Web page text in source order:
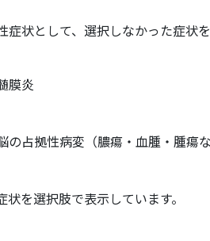
症状として、選択しなかった症状
膜炎
占拠性病変（膿瘍・血腫・腫瘍
を選択肢で表示しています。